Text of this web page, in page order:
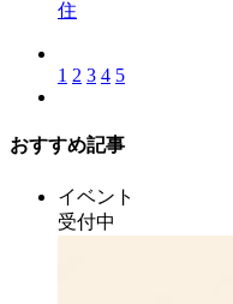
住
1 2 3 4 5
おすすめ記事
イベント
受付中